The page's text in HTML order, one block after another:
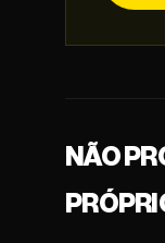
NÃO